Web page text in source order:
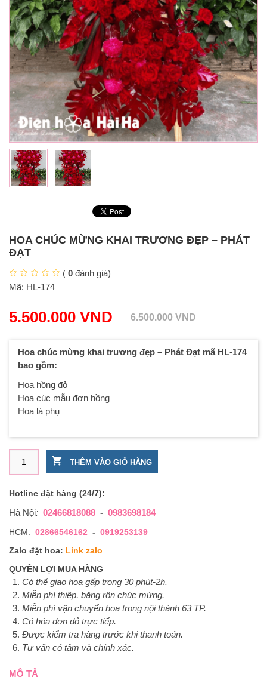
HOA CHÚC MỪNG KHAI TRƯƠNG ĐẸP – PHÁT
ĐẠT
( 0 đánh giá)
Mã: HL-174
6.500.000VND
5.500.000 VND
Hoa chúc mừng khai trương đẹp – Phát Đạt mã HL-174
bao gồm:
Hoa hồng đỏ
Hoa cúc mẫu đơn hồng
Hoa lá phụ
Hoa chúc mừng khai trương đẹp - Phát Đạt số lượng
THÊM VÀO GIỎ HÀNG
Hotline đặt hàng (24/7):
Hà Nội: 02466818088 - 0983698184
HCM: 02866546162 - 0919253139
Zalo đặt hoa: Link zalo
QUYỀN LỢI MUA HÀNG
Có thể giao hoa gấp trong 30 phút-2h.
Miễn phí thiệp, băng rôn chúc mừng.
Miễn phí vận chuyển hoa trong nội thành 63 TP.
Có hóa đơn đỏ trực tiếp.
Được kiểm tra hàng trước khi thanh toán.
Tư vấn có tâm và chính xác.
MÔ TẢ